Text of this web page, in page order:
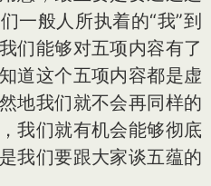
一般人所执着的“我”到
们能够对五项内容有了
道这个五项内容都是虚
地我们就不会再同样的
我们就有机会能够彻底
我们要跟大家谈五蕴的